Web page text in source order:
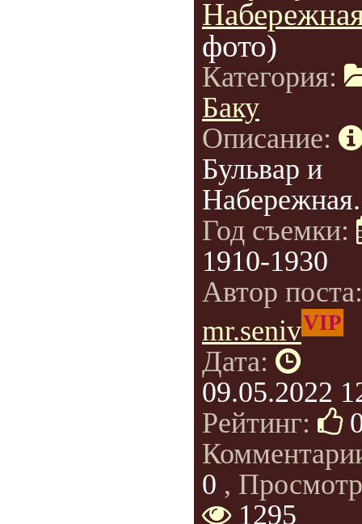
фото)
Категория:
Баку
Описание:
Бульвар и
Набережная.
Год съемки:
1910-1930
Автор
mr.senivVIP
Дата:
09.05.2022
Рейтинг:
0 ,
1295